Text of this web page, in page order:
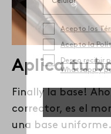
Aplica tu
Finally la base!
corrector, es el
una base uniforme.